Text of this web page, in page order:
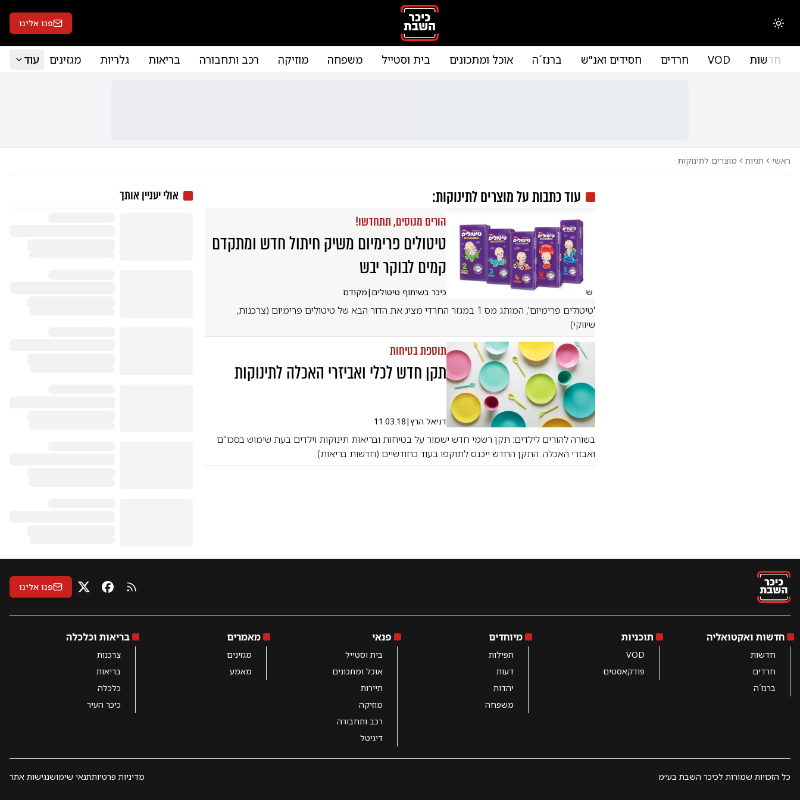
החלפת מצב תצוגה פנו אלינו
חדשות VOD חרדים חסידים ואנ"ש ברנז´ה אוכל ומתכונים בית וסטייל משפחה מוזיקה רכב ותחבורה בריאות גלריות מגזינים עוד
ראשי תגיות מוצרים לתינוקות
עוד כתבות עלמוצרים לתינוקות:
ש
הורים מנוסים, תתחדשו!
טיטולים פרימיום משיק חיתול חדש ומתקדם
קמים לבוקר יבש
כיכר בשיתוף טיטולים |מקודם
'טיטולים פרימיום', המותג מס 1 במגזר החרדי מציג את הדור הבא של טיטולים פרימיום (צרכנות,
שיווקי)
תוספת בטיחות
תקן חדש לכלי ואביזרי האכלה לתינוקות
דניאל הרץ|
11.03.18
בשורה להורים לילדים: תקן רשמי חדש ישמור על בטיחות ובריאות תינוקות וילדים בעת שימוש בסכו"ם
ואבזרי האכלה. התקן החדש ייכנס לתוקפו בעוד כחודשיים (חדשות בריאות)
אולי יעניין אותך
RSS פייסבוק
X פנו אלינו
חדשות ואקטואליה
חדשות
חרדים
ברנז´ה
תוכניות
VOD
פודקאסטים
מיוחדים
תפילות
דעות
יהדות
משפחה
פנאי
בית וסטייל
אוכל ומתכונים
תיירות
מוזיקה
רכב ותחבורה
דיגיטל
מאמרים
מגזינים
מאמע
בריאות וכלכלה
צרכנות
בריאות
כלכלה
כיכר העיר
כל הזכויות שמורות לכיכר השבת בע״מ מדיניות פרטיותתנאי שימושנגישות אתר